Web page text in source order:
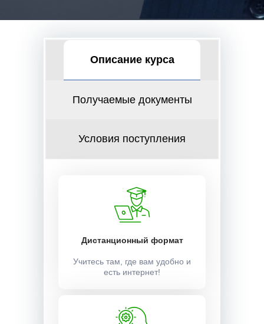
Описание курса
Получаемые документы
Условия поступления
Дистанционный формат
Учитесь там, где вам удобно и
есть интернет!